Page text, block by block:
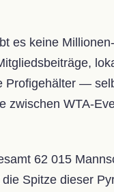
es keine
Profigehälter —
zwischen WTA-
62 015
Spitze dieser